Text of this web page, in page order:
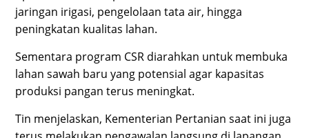
jaringan irigasi, pengelolaan tata air, hingga
peningkatan kualitas lahan.
Sementara program CSR diarahkan untuk membuka
lahan sawah baru yang potensial agar kapasitas
produksi pangan terus meningkat.
Tin menjelaskan, Kementerian Pertanian saat ini juga